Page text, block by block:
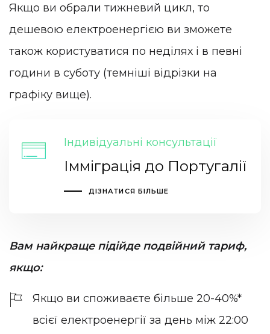
Якщо ви обрали тижневий цикл, то
дешевою електроенергією ви зможете
також користуватися по неділях і в певні
години в суботу (темніші відрізки на
графіку вище).
Індивідуальні консультації
Імміграція до Португалії
ДІЗНАТИСЯ БІЛЬШЕ
Вам найкраще підійде подвійний тариф,
якщо:
Якщо ви споживаєте більше 20-40%*
всієї електроенергії за день між 22:00